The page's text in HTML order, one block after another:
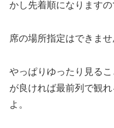
かし先着順になりますの
席の場所指定はできま
やっぱりゆったり見る
が良ければ最前列で観
よ。